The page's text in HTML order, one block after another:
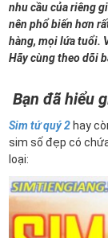
nhu cầu của riêng
nên phổ biến hơn
hàng, mọi lứa tuổi.
Hãy cùng theo dõi
Bạn đã hiểu
Sim tứ quý 2 hay
sim số đẹp có
loại: